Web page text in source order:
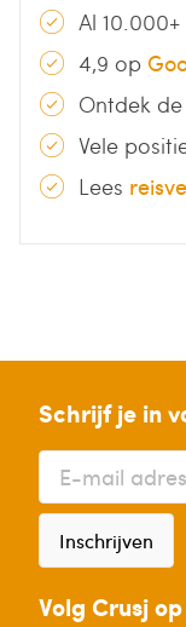
Al
4,9 op
Ontdek
Vele
Lees
Schrijf je in
Inschrijven
Volg Crusj op